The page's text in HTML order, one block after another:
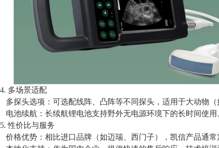
4. 多场景适配
多探头选项：可选配线阵、凸阵等不同探头，适用于大动物
电池续航：长续航锂电池支持野外无电源环境下的长时间使用
5. 性价比与服务
价格优势：相比进口品牌（如迈瑞、西门子），凯信产品通